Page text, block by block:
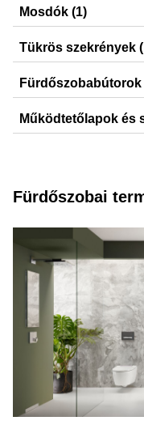
Mosdók (1)
ONE
Tükrös szekrények
ONE
Fürdőszobabútorok
ONE
Működtetőlapok és
Fürdőszobai